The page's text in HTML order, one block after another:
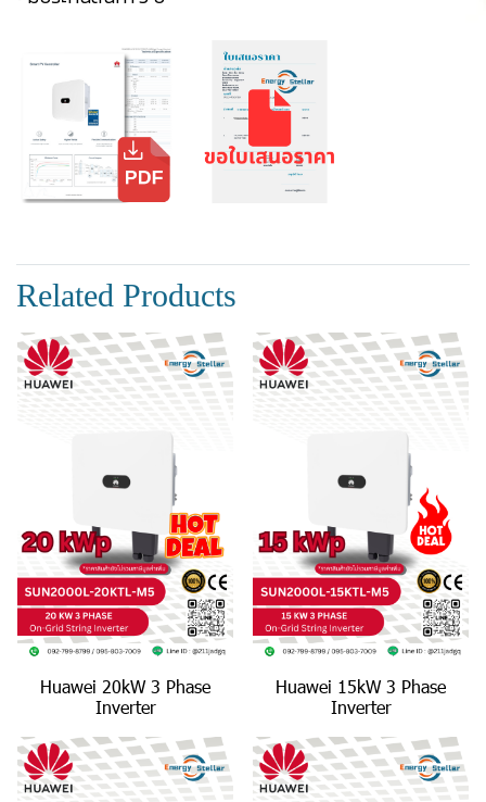
Related Products
Huawei 20kW 3 Phase
Inverter
Huawei 15kW 3 Phase
Inverter